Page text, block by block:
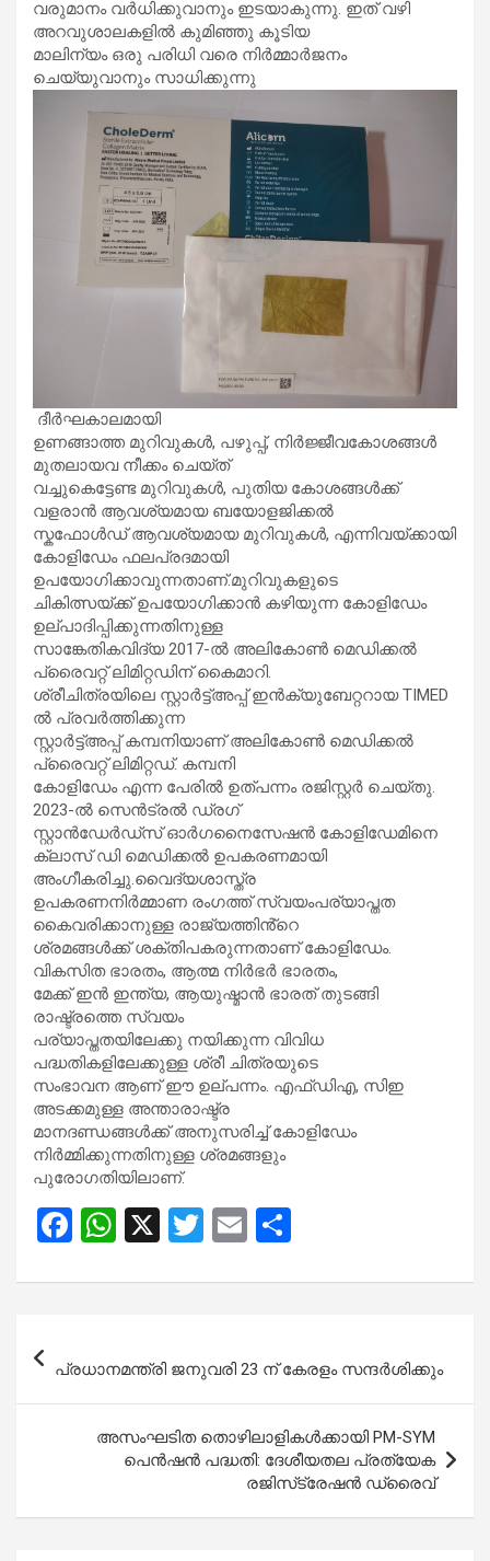
വരുമാനം വർധിക്കുവാനും ഇടയാകുന്നു. ഇത് വഴി
അറവുശാലകളിൽ കുമിഞ്ഞു കൂടിയ
മാലിന്യം ഒരു പരിധി വരെ നിർമ്മാർജനം
ചെയ്യുവാനും സാധിക്കുന്നു
ദീർഘകാലമായി
ഉണങ്ങാത്ത മുറിവുകൾ, പഴുപ്പ്, നിർജ്ജീവകോശങ്ങൾ
മുതലായവ നീക്കം ചെയ്ത്
വച്ചുകെട്ടേണ്ട മുറിവുകൾ, പുതിയ കോശങ്ങൾക്ക്
വളരാൻ ആവശ്യമായ ബയോളജിക്കൽ
സ്കഫോൾഡ് ആവശ്യമായ മുറിവുകൾ, എന്നിവയ്ക്കായി
കോളിഡേം ഫലപ്രദമായി
ഉപയോഗിക്കാവുന്നതാണ്.മുറിവുകളുടെ
ചികിത്സയ്ക്ക് ഉപയോഗിക്കാൻ കഴിയുന്ന കോളിഡേം
ഉല്പാദിപ്പിക്കുന്നതിനുള്ള
സാങ്കേതികവിദ്യ 2017-ൽ അലികോൺ മെഡിക്കൽ
പ്രൈവറ്റ് ലിമിറ്റഡിന് കൈമാറി.
ശ്രീചിത്രയിലെ സ്റ്റാർട്ട്അപ്പ് ഇൻക്യുബേറ്ററായ TIMED
ൽ പ്രവർത്തിക്കുന്ന
സ്റ്റാർട്ട്അപ്പ് കമ്പനിയാണ് അലികോൺ മെഡിക്കൽ
പ്രൈവറ്റ് ലിമിറ്റഡ്. കമ്പനി
കോളിഡേം എന്ന പേരിൽ ഉത്പന്നം രജിസ്റ്റർ ചെയ്തു.
2023-ൽ സെൻട്രൽ ഡ്രഗ്
സ്റ്റാൻഡേർഡ്സ് ഓർഗനൈസേഷൻ കോളിഡേമിനെ
ക്ലാസ് ഡി മെഡിക്കൽ ഉപകരണമായി
അംഗീകരിച്ചു.വൈദ്യശാസ്ത്ര
ഉപകരണനിർമ്മാണ രംഗത്ത് സ്വയംപര്യാപ്തത
കൈവരിക്കാനുള്ള രാജ്യത്തിൻ്റെ
ശ്രമങ്ങൾക്ക് ശക്തിപകരുന്നതാണ് കോളിഡേം.
വികസിത ഭാരതം, ആത്മ നിർഭർ ഭാരതം,
മേക്ക് ഇൻ ഇന്ത്യ, ആയുഷ്മാൻ ഭാരത് തുടങ്ങി
രാഷ്ട്രത്തെ സ്വയം
പര്യാപ്തതയിലേക്കു നയിക്കുന്ന വിവിധ
പദ്ധതികളിലേക്കുള്ള ശ്രീ ചിത്രയുടെ
സംഭാവന ആണ് ഈ ഉല്പന്നം. എഫ്ഡിഎ, സിഇ
അടക്കമുള്ള അന്താരാഷ്ട്ര
മാനദണ്ഡങ്ങൾക്ക് അനുസരിച്ച് കോളിഡേം
നിർമ്മിക്കുന്നതിനുള്ള ശ്രമങ്ങളും
പുരോ​ഗതിയിലാണ്.
F
ce
o
o
W
at
A
p
p
X
T
tt
E
ail ar
navigation
പ്രധാനമന്ത്രി ജനുവരി 23 ന് കേരളം സന്ദർശിക്കും
അസംഘടിത തൊഴിലാളികൾക്കായി PM-SYM
പെൻഷൻ പദ്ധതി: ദേശീയതല പ്രത്യേക
രജിസ്‌ട്രേഷൻ ഡ്രൈവ്